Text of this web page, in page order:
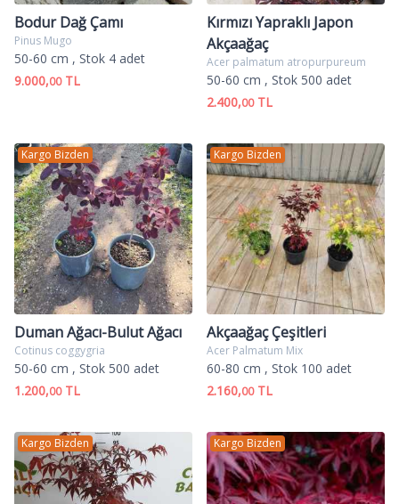
Bodur Dağ Çamı
Pinus Mugo
50-60 cm , Stok 4 adet
9.000,00TL
Kırmızı Yapraklı Japon
Akçaağaç
Acer palmatum atropurpureum
50-60 cm , Stok 500 adet
2.400,00TL
Kargo Bizden
Duman Ağacı-Bulut Ağacı
Cotinus coggygria
50-60 cm , Stok 500 adet
1.200,00TL
Kargo Bizden
Akçaağaç Çeşitleri
Acer Palmatum Mix
60-80 cm , Stok 100 adet
2.160,00TL
Kargo Bizden Kargo Bizden